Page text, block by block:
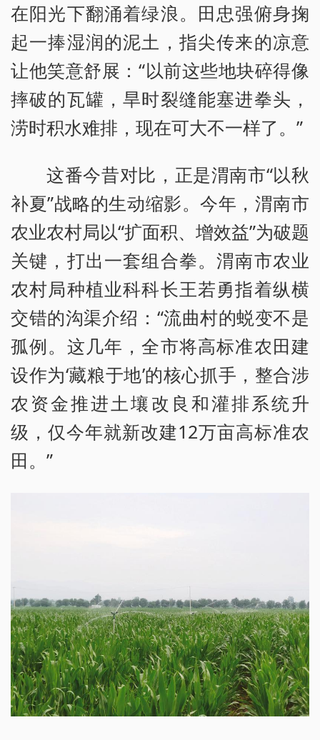
在阳光下翻涌着绿浪。田忠强俯身掬
起一捧湿润的泥土，指尖传来的凉意
让他笑意舒展：“以前这些地块碎得像
摔破的瓦罐，旱时裂缝能塞进拳头，
涝时积水难排，现在可大不一样了。”
这番今昔对比，正是渭南市“以秋
补夏”战略的生动缩影。今年，渭南市
农业农村局以“扩面积、增效益”为破题
关键，打出一套组合拳。渭南市农业
农村局种植业科科长王若勇指着纵横
交错的沟渠介绍：“流曲村的蜕变不是
孤例。这几年，全市将高标准农田建
设作为‘藏粮于地’的核心抓手，整合涉
农资金推进土壤改良和灌排系统升
级，仅今年就新改建12万亩高标准农
田。”